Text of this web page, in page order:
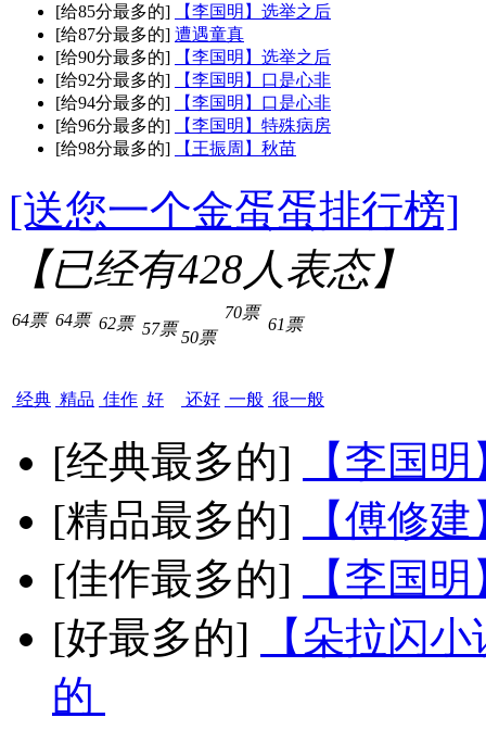
[给85分最多的]
【李国明】选举之后
[给87分最多的] 遭遇童真
[给90分最多的]
【李国明】选举之后
[给92分最多的]
【李国明】口是心非
[给94分最多的]
【李国明】口是心非
[给96分最多的]
【李国明】特殊病房
[给98分最多的]
【王振周】秋苗
[送您一个金蛋蛋排行榜]
【已经有428人表态】
64票
经典
64票
精品
62票
佳作
57票
好
50票
还好
70票
一般
61票
很一般
[经典最多的]
【李国
[精品最多的]
【傅修
[佳作最多的]
【李国
[好最多的]
【朵拉闪
的